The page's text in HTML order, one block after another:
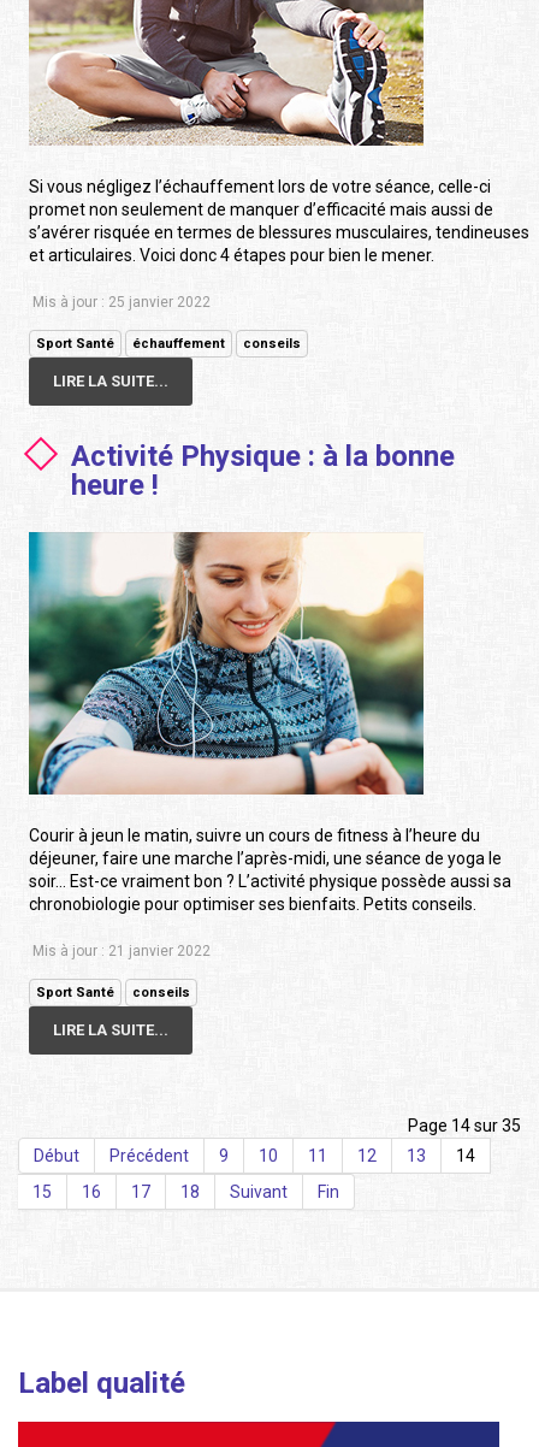
Si vous négligez l’échauffement lors de votre séance, celle-ci
promet non seulement de manquer d’efficacité mais aussi de
s’avérer risquée en termes de blessures musculaires, tendineuses
et articulaires. Voici donc 4 étapes pour bien le mener.
Mis à jour : 25 janvier 2022
Sport Santé échauffement conseils
LIRE LA SUITE...
Activité Physique : à la bonne
heure !
Courir à jeun le matin, suivre un cours de fitness à l’heure du
déjeuner, faire une marche l’après-midi, une séance de yoga le
soir… Est-ce vraiment bon ? L’activité physique possède aussi sa
chronobiologie pour optimiser ses bienfaits. Petits conseils.
Mis à jour : 21 janvier 2022
Sport Santé conseils
LIRE LA SUITE...
Page 14 sur 35
Début
Précédent 9 10 11 12 13
14
15
16 17 18 Suivant Fin
Label qualité